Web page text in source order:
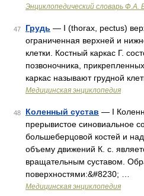
Энциклопедический словарь Ф.А.
47 Грудь — I (thorax, pectus)
ограниченная верхней и
клетки. Костный каркас Г.
позвоночника,
каркас называют грудной
Медицинская энциклопедия
48 Коленный сустав — I
прерывистое синовиальное
большеберцовой костей и
объему движений К. с.
вращательным суставом.
поверхностями:&#8230; …
Медицинская энциклопедия